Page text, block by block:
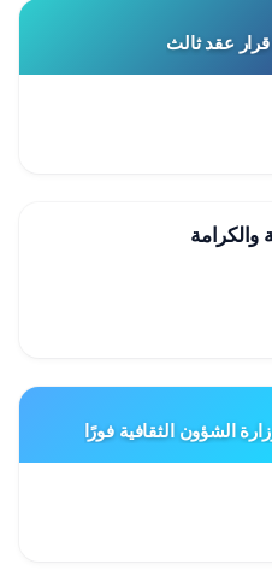
عقد ثالث
الشؤون الثقافية فورًا